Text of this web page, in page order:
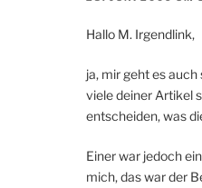
Hallo M. Irgendlink,
ja, mir geht es
viele deiner Artikel
entscheiden, was
Einer war jedoch
mich, das war der